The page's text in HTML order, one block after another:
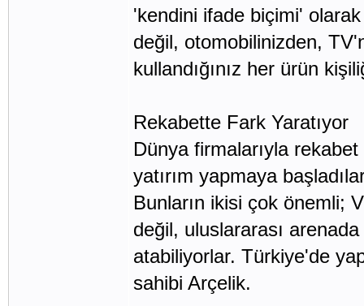
'kendini ifade biçimi' olarak
değil, otomobilinizden,
kullandığınız her ürün
Rekabette Fark Yaratıyor
Dünya firmalarıyla
yatırım yapmaya
Bunların ikisi çok önemli;
değil, uluslararası
atabiliyorlar. Türkiye'de
sahibi Arçelik.